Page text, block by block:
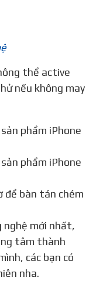
nếu không may
phẩm iPhone
để bàn tán chém
nghệ mới nhất,
tâm thành
các bạn có
nha.